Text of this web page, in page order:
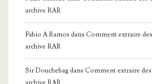
archive RAR
Fabio A Ramos dans Comment extraire
archive RAR
Sir Douchebagdans Comment extraire